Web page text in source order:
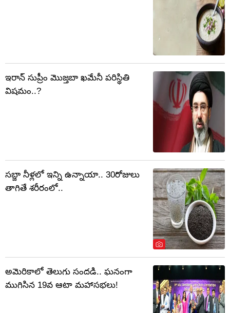
ఇరాన్ సుప్రీం మొజ్తబా ఖమేనీ పరిస్థితి
విషమం..?
సబ్జా నీళ్లలో ఇన్ని ఉన్నాయా.. 30రోజులు
తాగితే శరీరంలో..
అమెరికాలో తెలుగు సందడి.. ఘనంగా
ముగిసిన 19వ ఆటా మహాసభలు!